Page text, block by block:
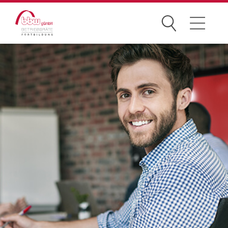
Suchen
Seminare
Betriebsverfassungsrecht
Arbeitsrecht
Grundlagen-Seminare
Arbeits- & Gesundheitsschutz
Arbeit 4.0 & Datenschutz
Kommunikation
Praktische Gremienarbeit
Wirtschaft & Entgelt